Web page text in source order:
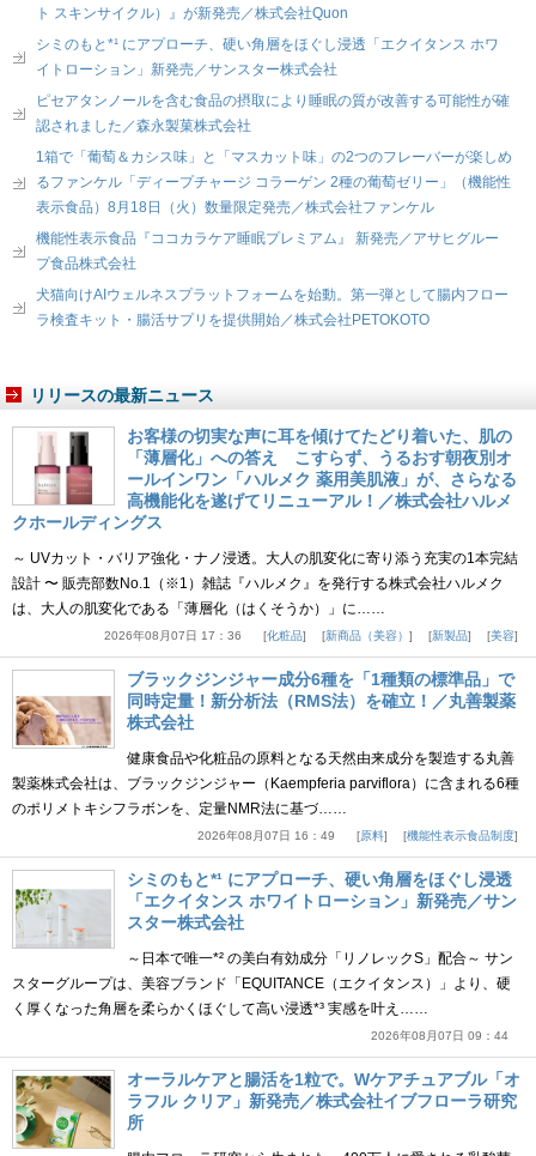
ト スキンサイクル）』が新発売／株式会社Quon
シミのもと*¹ にアプローチ、硬い角層をほぐし浸透「エクイタンス ホワ
イトローション」新発売／サンスター株式会社
ピセアタンノールを含む食品の摂取により睡眠の質が改善する可能性が確
認されました／森永製菓株式会社
1箱で「葡萄＆カシス味」と「マスカット味」の2つのフレーバーが楽しめ
るファンケル「ディープチャージ コラーゲン 2種の葡萄ゼリー」（機能性
表示食品）8月18日（火）数量限定発売／株式会社ファンケル
機能性表示食品『ココカラケア睡眠プレミアム』 新発売／アサヒグルー
プ食品株式会社
犬猫向けAIウェルネスプラットフォームを始動。第一弾として腸内フロー
ラ検査キット・腸活サプリを提供開始／株式会社PETOKOTO
リリースの最新ニュース
お客様の切実な声に耳を傾けてたどり着いた、肌の
「薄層化」への答え こすらず、うるおす朝夜別オ
ールインワン「ハルメク 薬用美肌液」が、さらなる
高機能化を遂げてリニューアル！／株式会社ハルメ
クホールディングス
～ UVカット・バリア強化・ナノ浸透。大人の肌変化に寄り添う充実の1本完結
設計 〜 販売部数No.1（※1）雑誌『ハルメク』を発行する株式会社ハルメク
は、大人の肌変化である「薄層化（はくそうか）」に……
2026年08月07日 17：36 化粧品 新商品（美容） 新製品 美容
ブラックジンジャー成分6種を「1種類の標準品」で
同時定量！新分析法（RMS法）を確立！／丸善製薬
株式会社
健康食品や化粧品の原料となる天然由来成分を製造する丸善
製薬株式会社は、ブラックジンジャー（Kaempferia parviflora）に含まれる6種
のポリメトキシフラボンを、定量NMR法に基づ……
2026年08月07日 16：49 原料 機能性表示食品制度
シミのもと*¹ にアプローチ、硬い角層をほぐし浸透
「エクイタンス ホワイトローション」新発売／サン
スター株式会社
～日本で唯一*² の美白有効成分「リノレックS」配合～ サン
スターグループは、美容ブランド「EQUITANCE（エクイタンス）」より、硬
く厚くなった角層を柔らかくほぐして高い浸透*³ 実感を叶え……
2026年08月07日 09：44
オーラルケアと腸活を1粒で。Wケアチュアブル「オ
ラフル クリア」新発売／株式会社イブフローラ研究
所